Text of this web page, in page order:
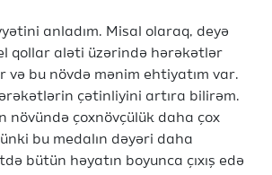
anladım. Misal olaraq, deyə
qollar aləti üzərində hərəkətlər
və bu növdə mənim ehtiyatım var.
çətinliyini artıra bilirəm.
növündə çoxnövçülük daha çox
bu medalın dəyəri daha
bütün həyatın boyunca çıxış edə